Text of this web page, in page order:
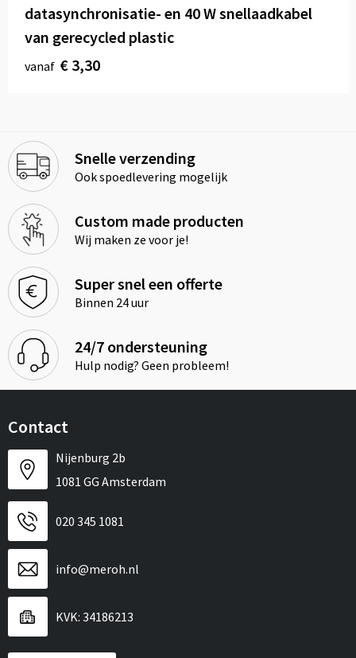
datasynchronisatie- en 40 W snellaadkabel
van gerecycled plastic
vanaf € 3,30
Snelle verzending
Ook spoedlevering mogelijk
Custom made producten
Wij maken ze voor je!
Super snel een offerte
Binnen 24 uur
24/7 ondersteuning
Hulp nodig? Geen probleem!
Contact
Nijenburg 2b
1081 GG Amsterdam
020 345 1081
info@meroh.nl
KVK: 34186213